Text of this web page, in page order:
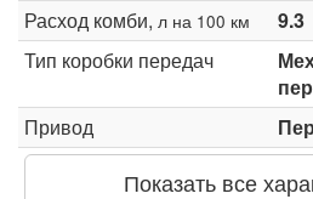
Расход комби, л на 100 км
9.3
Тип коробки передач
Привод
Показать все